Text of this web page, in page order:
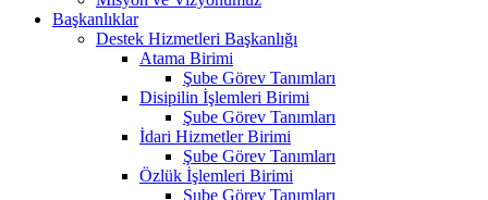
Başkanlıklar
Destek Hizmetleri Başkanlığı
Atama Birimi
Şube Görev Tanımları
Disipilin İşlemleri Birimi
Şube Görev Tanımları
İdari Hizmetler Birimi
Şube Görev Tanımları
Özlük İşlemleri Birimi
Şube Görev Tanımları